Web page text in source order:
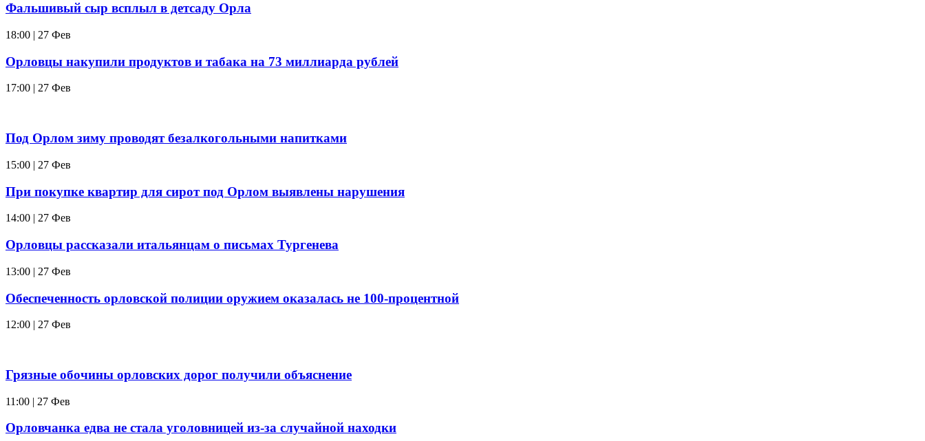
Фальшивый сыр всплыл в детсаду Орла
18:00 | 27 Фев
Орловцы накупили продуктов и табака на 73 миллиарда рублей
17:00 | 27 Фев
Под Орлом зиму проводят безалкогольными напитками
15:00 | 27 Фев
При покупке квартир для сирот под Орлом выявлены нарушения
14:00 | 27 Фев
Орловцы рассказали итальянцам о письмах Тургенева
13:00 | 27 Фев
Обеспеченность орловской полиции оружием оказалась не 100-процентной
12:00 | 27 Фев
Грязные обочины орловских дорог получили объяснение
11:00 | 27 Фев
Орловчанка едва не стала уголовницей из-за случайной находки